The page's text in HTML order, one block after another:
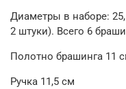
Диаметры в наборе:
2 штуки). Всего 6
Полотно брашинга 11
Ручка 11,5 см